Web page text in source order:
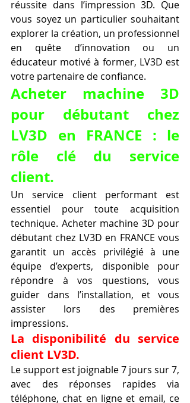
réussite dans l’impression 3D. Que
vous soyez un particulier souhaitant
explorer la création, un professionnel
en quête d’innovation ou un
éducateur motivé à former, LV3D est
votre partenaire de confiance.
Acheter machine 3D
pour débutant chez
LV3D en FRANCE : le
rôle clé du service
client.
Un service client performant est
essentiel pour toute acquisition
technique. Acheter machine 3D pour
débutant chez LV3D en FRANCE vous
garantit un accès privilégié à une
équipe d’experts, disponible pour
répondre à vos questions, vous
guider dans l’installation, et vous
assister lors des premières
impressions.
La disponibilité du service
client LV3D.
Le support est joignable 7 jours sur 7,
avec des réponses rapides via
téléphone, chat en ligne et email, ce